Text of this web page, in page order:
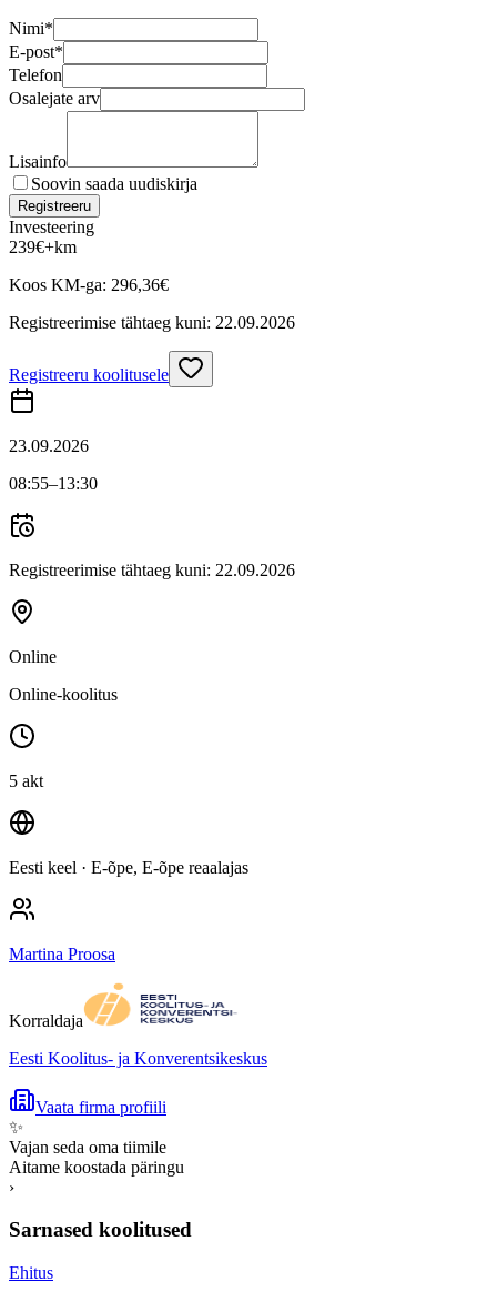
Nimi*
E-post*
Telefon
Osalejate arv
Lisainfo
Soovin saada uudiskirja
Registreeru
Investeering
239€+km
Koos KM-ga: 296,36€
Registreerimise tähtaeg kuni: 22.09.2026
Registreeru koolitusele
23.09.2026
08:55–13:30
Registreerimise tähtaeg kuni: 22.09.2026
Online
Online-koolitus
5 akt
Eesti keel · E-õpe, E-õpe reaalajas
Martina Proosa
Korraldaja
Eesti Koolitus- ja Konverentsikeskus
Vaata firma profiili
✨
Vajan seda oma tiimile
Aitame koostada päringu
›
Sarnased koolitused
Ehitus